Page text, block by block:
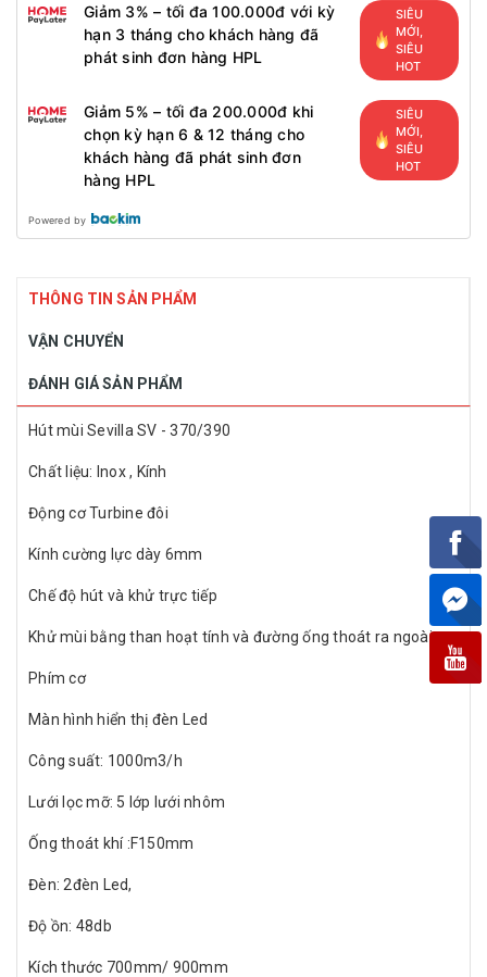
Giảm 3% – tối đa 100.000đ với kỳ
hạn 3 tháng cho khách hàng đã
phát sinh đơn hàng HPL
SIÊU
MỚI,
SIÊU
HOT
Giảm 5% – tối đa 200.000đ khi
chọn kỳ hạn 6 & 12 tháng cho
khách hàng đã phát sinh đơn
hàng HPL
SIÊU
MỚI,
SIÊU
HOT
Powered by
THÔNG TIN SẢN PHẨM
VẬN CHUYỂN
ĐÁNH GIÁ SẢN PHẨM
Hút mùi Sevilla SV - 370/390
Chất liệu: Inox , Kính
Động cơ Turbine đôi
Kính cường lực dày 6mm
Chế độ hút và khử trực tiếp
Khử mùi bằng than hoạt tính và đường ống thoát ra ngoài.
Phím cơ
Màn hình hiển thị đèn Led
Công suất: 1000m3/h
Lưới lọc mỡ: 5 lớp lưới nhôm
Ống thoát khí :F150mm
Đèn: 2đèn Led,
Độ ồn: 48db
Kích thước 700mm/ 900mm